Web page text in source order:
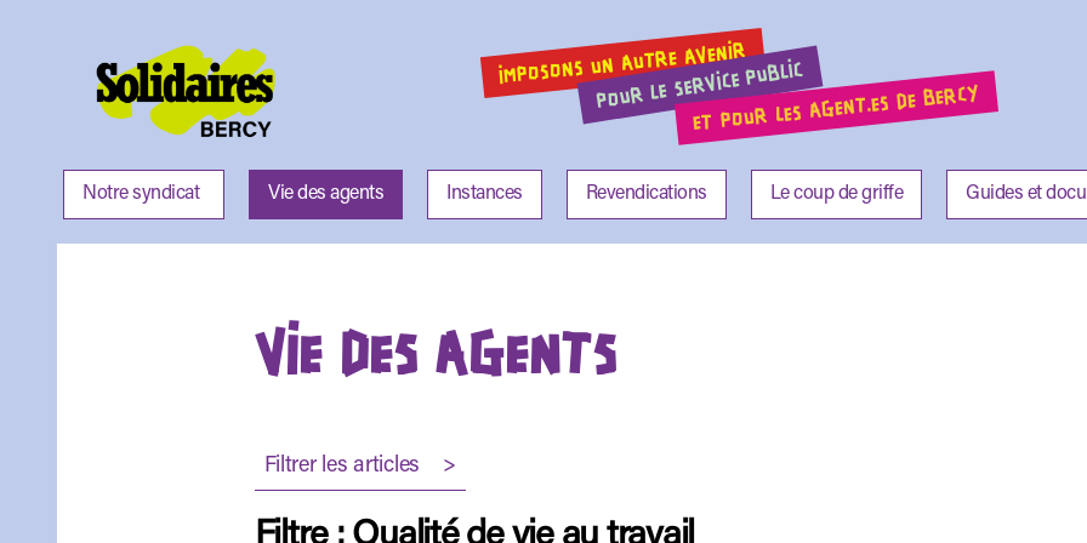
Bercy
IMPOSONS UN AUTRE AVENIR
POUR LE SERVICE PUBLIC
ET POUR LES AGENT.ES DE BERCY
Notre syndicat Vie des agents Instances Revendications Le coup de griffe Guides et
VIE DES AGENTS
Filtrer les articles >